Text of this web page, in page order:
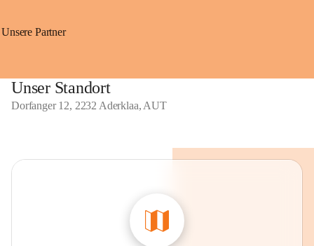
Unsere Partner
Unser Standort
Dorfanger 12, 2232 Aderklaa, AUT